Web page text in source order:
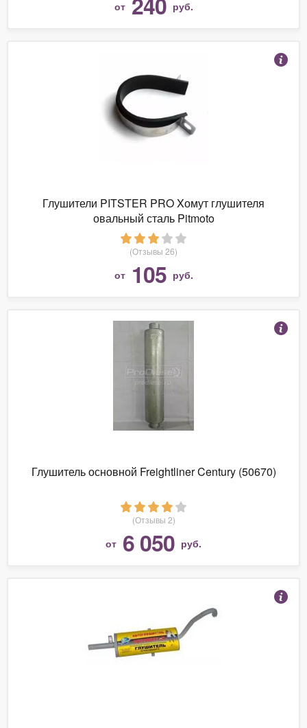
от руб.
Глушители PITSTER PRO Xомут глушителя
овальный сталь Pitmoto
(Отзывы 26)
от 105 руб.
Глушитель основной Freightliner Century (50670)
(Отзывы 2)
от 6 050 руб.